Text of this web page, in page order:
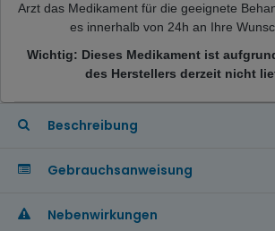
Arzt das Medikament für die geeignete
es innerhalb von 24h an Ihre
Wichtig: Dieses Medikament ist
des Herstellers derzeit nicht
Beschreibung
Gebrauchsanweisung
Nebenwirkungen